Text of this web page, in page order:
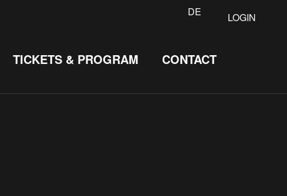
DE LOGIN
TICKETS & PROGRAM CONTACT